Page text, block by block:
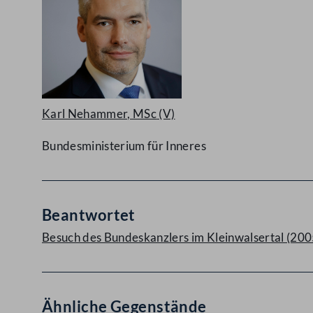
Karl Nehammer, MSc(V)
Bundesministerium für Inneres
Beantwortet
Besuch des Bundeskanzlers im Kleinwalsertal
Ähnliche Gegenstände